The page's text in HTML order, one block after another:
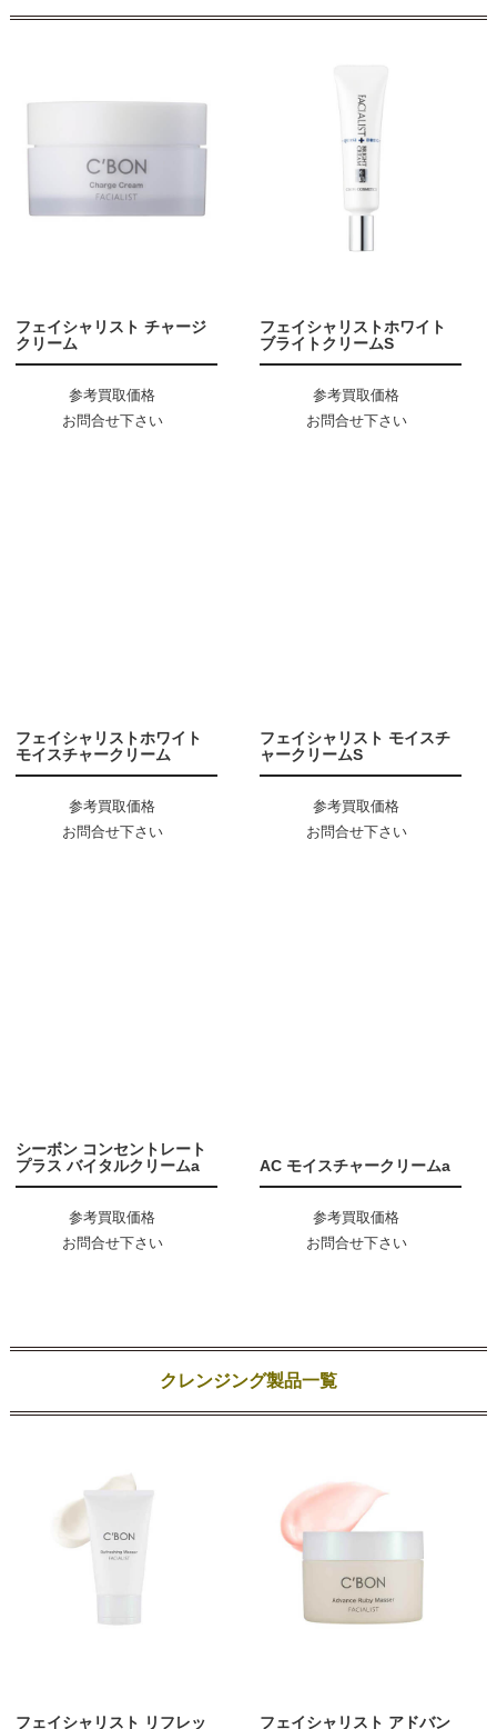
フェイシャリスト チャージ
クリーム
参考買取価格
お問合せ下さい
フェイシャリストホワイト
ブライトクリームS
参考買取価格
お問合せ下さい
フェイシャリストホワイト
モイスチャークリーム
参考買取価格
お問合せ下さい
フェイシャリスト モイスチ
ャークリームS
参考買取価格
お問合せ下さい
シーボン コンセントレート
プラス バイタルクリームa
参考買取価格
お問合せ下さい
AC モイスチャークリームa
参考買取価格
お問合せ下さい
クレンジング製品一覧
フェイシャリスト リフレッ
フェイシャリスト アドバン